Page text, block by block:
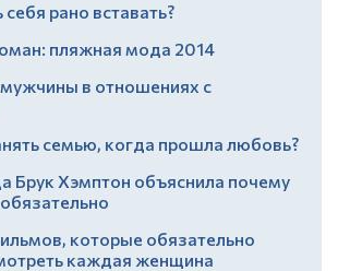
себя рано вставать?
пляжная мода 2014
в отношениях с
семью, когда прошла любовь?
Брук Хэмптон объяснила почему
которые обязательно
каждая женщина